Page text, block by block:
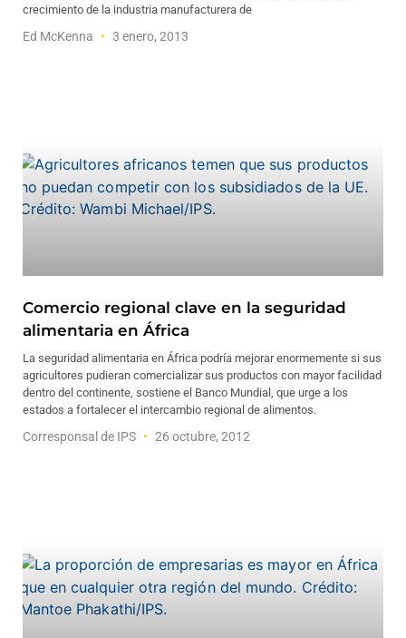
crecimiento de la industria manufacturera de
Ed McKenna 3 enero, 2013
Comercio regional clave en la seguridad
alimentaria en África
La seguridad alimentaria en África podría mejorar enormemente si sus
agricultores pudieran comercializar sus productos con mayor facilidad
dentro del continente, sostiene el Banco Mundial, que urge a los
estados a fortalecer el intercambio regional de alimentos.
Corresponsal de IPS 26 octubre, 2012